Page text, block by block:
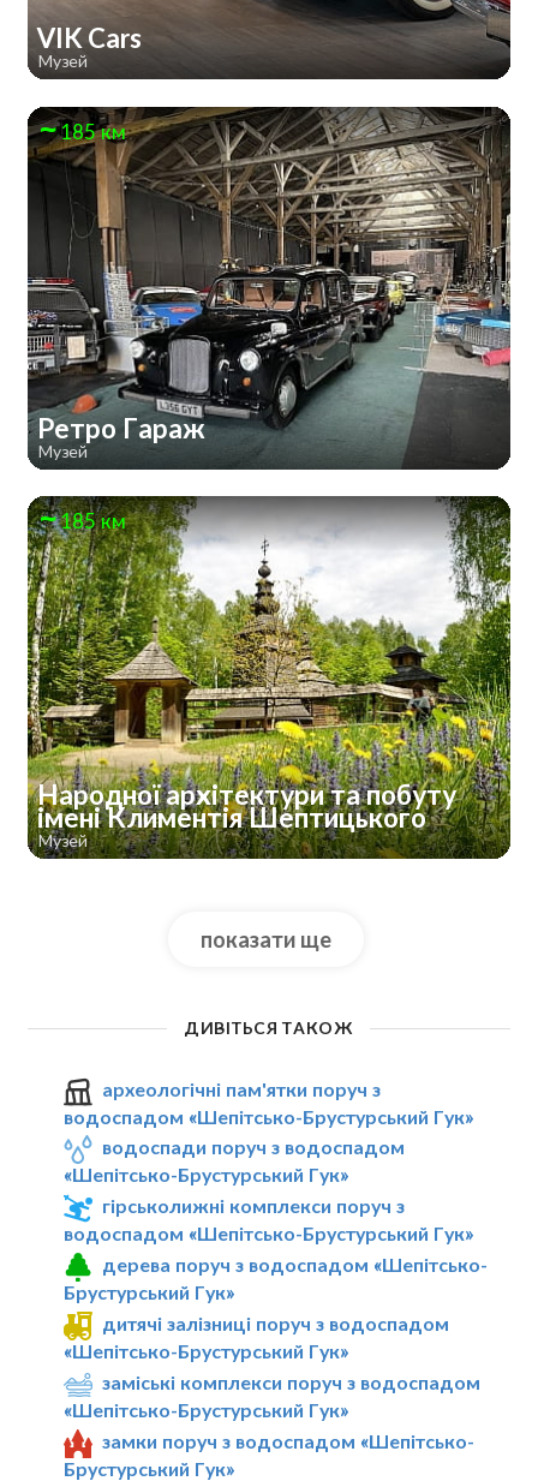
VIK Cars
Музей
185 км
Ретро Гараж
Музей
185 км
Народної архітектури та побуту
імені Климентія Шептицького
Музей
показати ще
ДИВІТЬСЯ ТАКОЖ
археологічні пам'ятки поруч з
водоспадом «Шепітсько-Брустурський Гук»
водоспади поруч з водоспадом
«Шепітсько-Брустурський Гук»
гірськолижні комплекси поруч з
водоспадом «Шепітсько-Брустурський Гук»
дерева поруч з водоспадом «Шепітсько-
Брустурський Гук»
дитячі залізниці поруч з водоспадом
«Шепітсько-Брустурський Гук»
заміські комплекси поруч з водоспадом
«Шепітсько-Брустурський Гук»
замки поруч з водоспадом «Шепітсько-
Брустурський Гук»